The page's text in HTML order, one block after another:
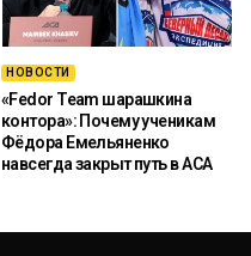
НОВОСТИ
«Fedor Team шарашкина
контора»: Почему ученикам
Фёдора Емельяненко
навсегда закрыт путь в ACA